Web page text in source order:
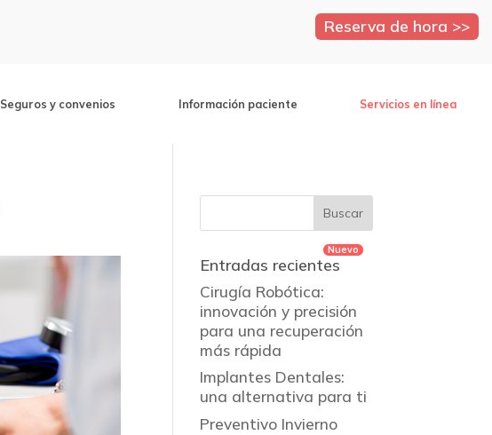
Reserva de hora >>
Seguros y convenios Información paciente Servicios en línea
Entradas recientes
Cirugía Robótica:
innovación y precisión
para una recuperación
más rápida
Implantes Dentales:
una alternativa para ti
Preventivo Invierno